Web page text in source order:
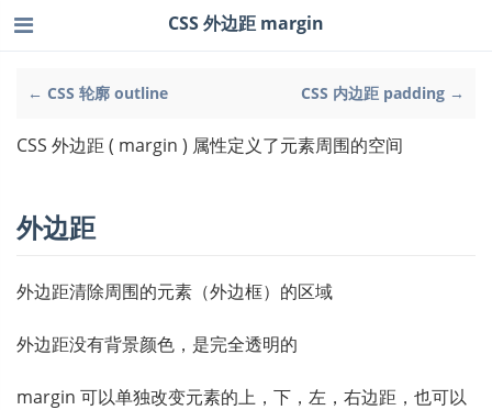
← CSS 轮廓 outline CSS 内边距 padding →
CSS 外边距 margin
CSS 外边距 ( margin ) 属性定义了元素周围的空间
外边距
外边距清除周围的元素（外边框）的区域
外边距没有背景颜色，是完全透明的
margin 可以单独改变元素的上，下，左，右边距，也可以